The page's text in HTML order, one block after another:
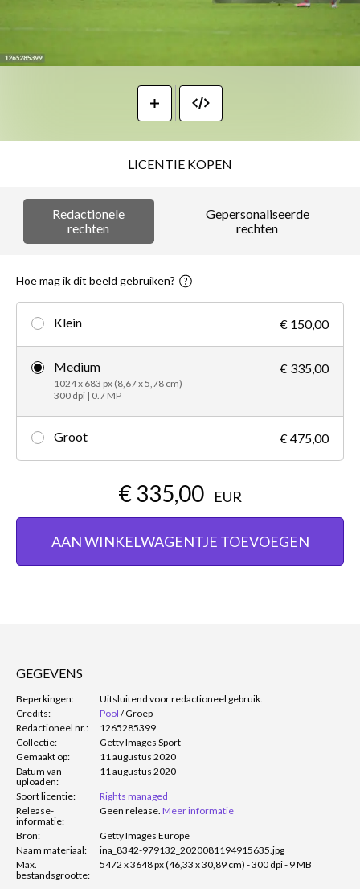
LICENTIE KOPEN
Redactionele
rechten
Gepersonaliseerde
rechten
Hoe mag ik dit beeld gebruiken?
Klein € 150,00
Medium
1024 x 683 px (8,67 x 5,78 cm)
300 dpi | 0.7 MP
€ 335,00
Groot € 475,00
€ 335,00 EUR
AAN WINKELWAGENTJE TOEVOEGEN
GEGEVENS
Beperkingen:
Uitsluitend voor redactioneel gebruik.
Credits:
Pool /Groep
Redactioneel nr.:
1265285399
Collectie:
Getty Images Sport
Gemaakt op:
11 augustus 2020
Datum van
uploaden:
11 augustus 2020
Soort licentie:
Rights managed
Release-
informatie:
Geen release. Meer informatie
Bron:
Getty Images Europe
Naam materiaal:
ina_8342-979132_2020081194915635.jpg
Max.
bestandsgrootte:
5472 x 3648 px (46,33 x 30,89 cm) - 300 dpi - 9 MB